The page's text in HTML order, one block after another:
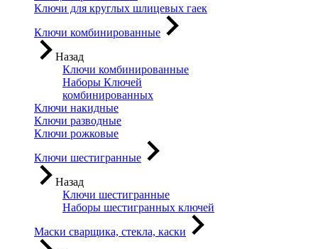
Ключи для круглых шлицевых гаек
Ключи комбинированные
Назад
Ключи комбинированные
Наборы Ключей
комбинированных
Ключи накидные
Ключи разводные
Ключи рожковые
Ключи шестигранные
Назад
Ключи шестигранные
Наборы шестигранных ключей
Маски сварщика, стекла, каски